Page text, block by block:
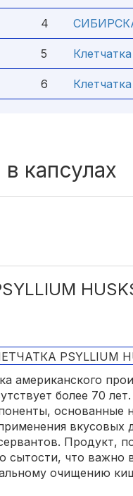
4
5
6
капсулах
американского
более 70
основанные
вкусовых
Продукт,
сытости, что важно
очищению